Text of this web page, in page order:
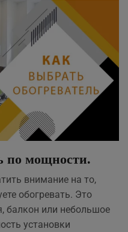
по мощности.
внимание на то,
обогревать. Это
балкон или небольшое
установки